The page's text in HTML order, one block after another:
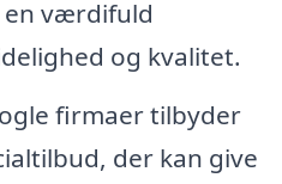
værdifuld
og kvalitet.
firmaer tilbyder
der kan give